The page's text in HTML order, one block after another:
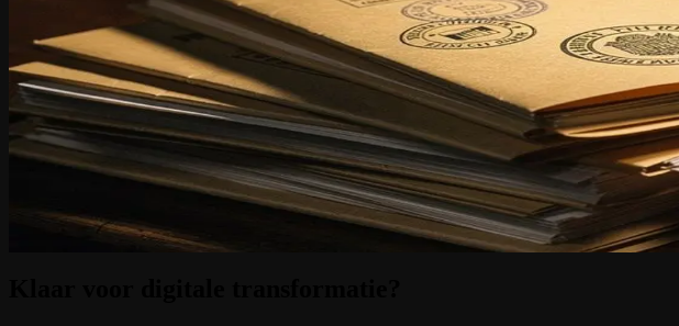
De chatfunctie is gekoppeld aan de documentenrepository van iGuana iDM. Wanneer een
beschikbare documentinhoud. Dat betekent geen generieke antwoorden, maar informatie die
routinevragen en kunnen zich richten op inhoudelijke dossierbehandeling.
Voor lokale besturen biedt deze aanpak een concrete meerwaarde. Raadplegingen verlopen 24
of de geldigheidsduur van een vergunning worden direct beantwoord. iGuana iDM beheert de
informatie beschikbaar wordt gesteld aan de juiste gebruiker.
De integratie tussen iGuana iDM en MiraKnows.ai is geen technisch experiment. Beide
omgevingen van overheden en instellingen. De implementatie vereist geen volledige
Wilt u weten hoe uw organisatie burgers sneller en efficiënter kan informeren over